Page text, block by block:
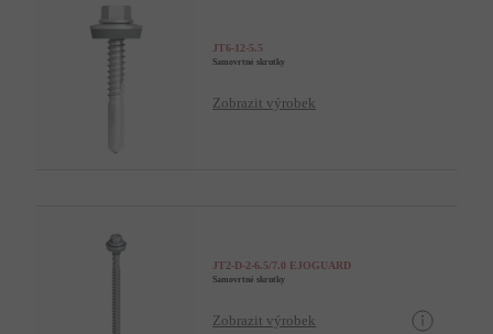
JT6-12-5.5
Samovrtné skrutky
Zobrazit výrobek
JT2-D-2-6.5/7.0 EJOGUARD
Samovrtné skrutky
Zobrazit výrobek